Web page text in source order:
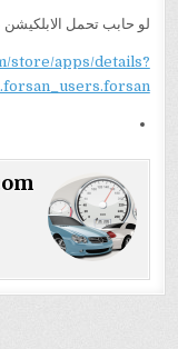
لو حابب تحمل
store/apps/details?